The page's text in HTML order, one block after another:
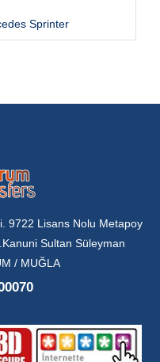
Sprinter
9722 Lisans Nolu Metapoy
Sultan Süleyman
/ MUĞLA